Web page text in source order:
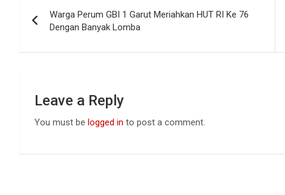
o
o
k
A
p
p
n
navigation
Warga Perum GBI 1 Garut Meriahkan HUT RI Ke 76
Dengan Banyak Lomba
Leave a Reply
You must be logged in to post a comment.